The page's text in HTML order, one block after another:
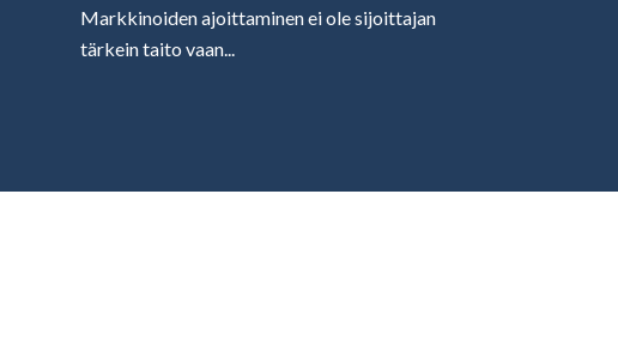
Markkinoiden ajoittaminen ei ole sijoittajan
tärkein taito vaan...